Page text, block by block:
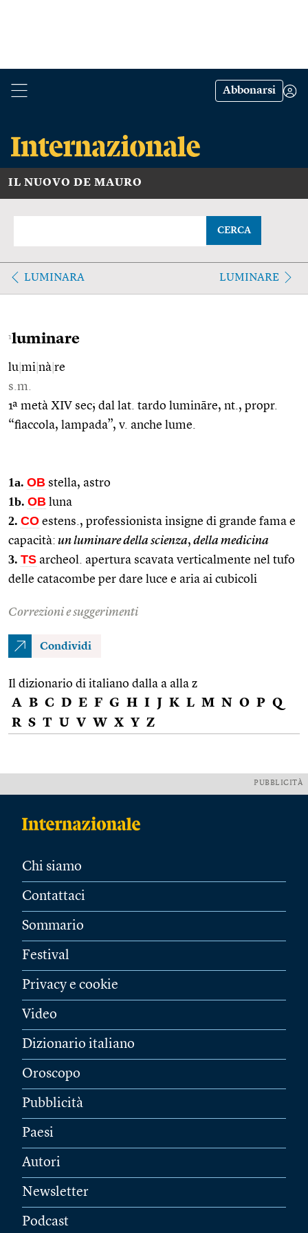
Abbonarsi
IL NUOVO DE MAURO
CERCA
LUMINARA LUMINARE
1luminare
lu mi nà re
s.m.
1ª metà XIV sec; dal lat. tardo lumināre, nt., propr.
“fiaccola, lampada”, v. anche lume.
1a. OB stella, astro
1b. OB luna
2. CO estens., professionista insigne di grande fama e
capacità: un luminare della scienza, della medicina
3. TS archeol. apertura scavata verticalmente nel tufo
delle catacombe per dare luce e aria ai cubicoli
Correzioni e suggerimenti
Condividi
Il dizionario di italiano dalla a alla z
A B C D E F G H I J K L M N O P Q
R S T U V W X Y Z
PUBBLICITÀ
Chi siamo
Contattaci
Sommario
Festival
Privacy e cookie
Video
Dizionario italiano
Oroscopo
Pubblicità
Paesi
Autori
Newsletter
Podcast